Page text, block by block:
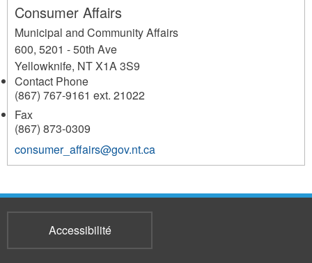
Consumer Affairs
Municipal and Community Affairs
600, 5201 - 50th Ave
Yellowknife, NTX1A 3S9
Contact Phone
(867) 767-9161 ext. 21022
Fax
(867) 873-0309
consumer_affairs@gov.nt.ca
Accessibilité